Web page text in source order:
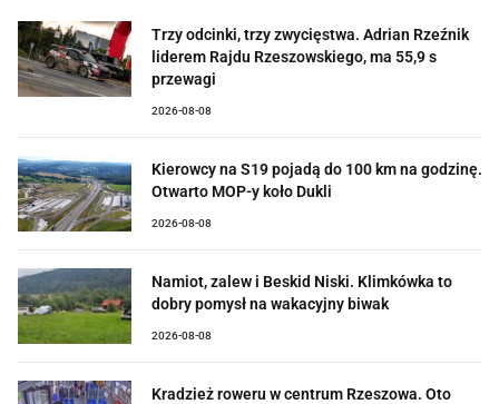
Trzy odcinki, trzy zwycięstwa. Adrian Rzeźnik
liderem Rajdu Rzeszowskiego, ma 55,9 s
przewagi
2026-08-08
Kierowcy na S19 pojadą do 100 km na godzinę.
Otwarto MOP-y koło Dukli
2026-08-08
Namiot, zalew i Beskid Niski. Klimkówka to
dobry pomysł na wakacyjny biwak
2026-08-08
Kradzież roweru w centrum Rzeszowa. Oto